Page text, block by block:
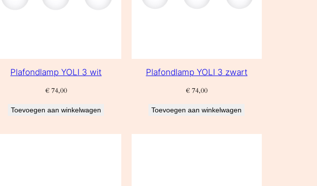
Plafondlamp YOLI 3 wit
€74,00
Toevoegen aan winkelwagen
Plafondlamp YOLI 3 zwart
€74,00
Toevoegen aan winkelwagen